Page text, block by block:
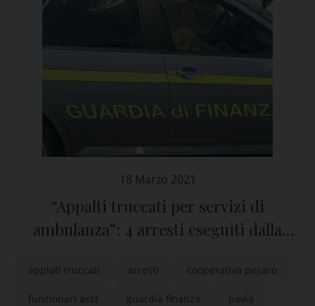
18 Marzo 2021
“Appalti truccati per servizi di
ambulanza”: 4 arresti eseguiti dalla
applati truccati arresti cooperativa pesaro
funzionari asst guardia finanza pavia